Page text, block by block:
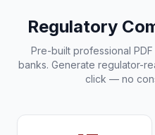
Regulatory
Pre-built professional
banks. Generate regulator-
click — no